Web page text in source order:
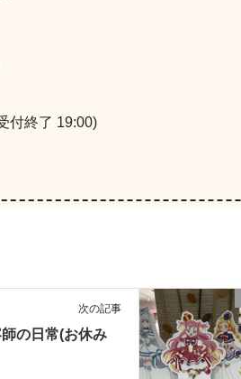
付終了 19:00)
次の記事
の日常(お休み